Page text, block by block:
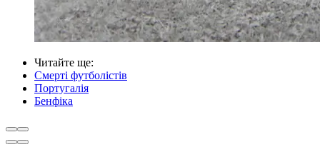
Читайте ще:
Смерті футболістів
Португалія
Бенфіка